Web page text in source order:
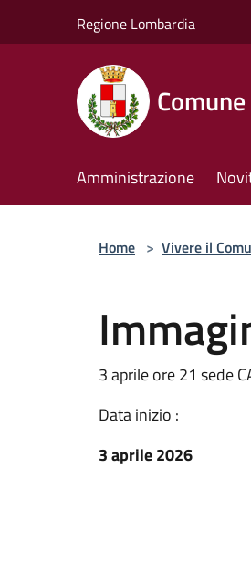
Regione Lombardia
Amministrazione
Home > Vivere il
3 aprile ore 21 sede
Data inizio :
3 aprile 2026